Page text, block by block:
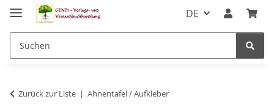
DE
Zurück zur Liste Ahnentafel / Aufkleber